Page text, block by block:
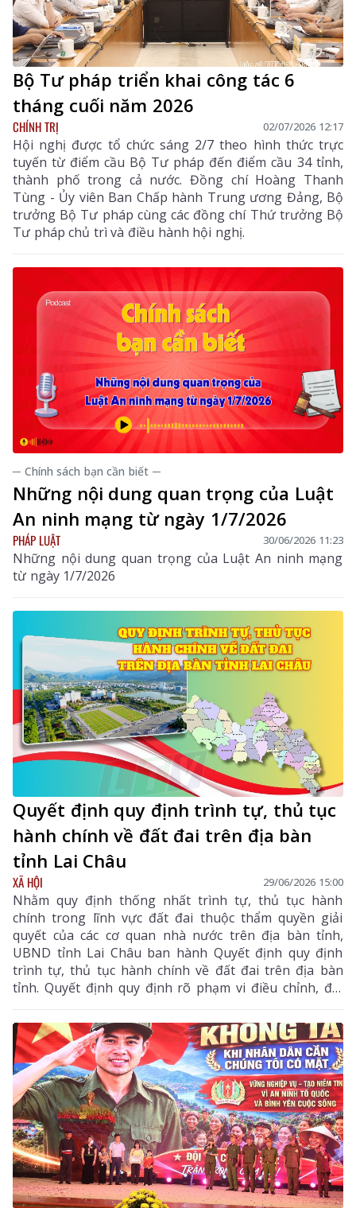
Bộ Tư pháp triển khai công tác 6
tháng cuối năm 2026
CHÍNH TRỊ 02/07/2026 12:17
Hội nghị được tổ chức sáng 2/7 theo hình thức trực
tuyến từ điểm cầu Bộ Tư pháp đến điểm cầu 34 tỉnh,
thành phố trong cả nước. Đồng chí Hoàng Thanh
Tùng - Ủy viên Ban Chấp hành Trung ương Đảng, Bộ
trưởng Bộ Tư pháp cùng các đồng chí Thứ trưởng Bộ
Tư pháp chủ trì và điều hành hội nghị.
─ Chính sách bạn cần biết ─
Những nội dung quan trọng của Luật
An ninh mạng từ ngày 1/7/2026
PHÁP LUẬT 30/06/2026 11:23
Những nội dung quan trọng của Luật An ninh mạng
từ ngày 1/7/2026
Quyết định quy định trình tự, thủ tục
hành chính về đất đai trên địa bàn
tỉnh Lai Châu
XÃ HỘI 29/06/2026 15:00
Nhằm quy định thống nhất trình tự, thủ tục hành
chính trong lĩnh vực đất đai thuộc thẩm quyền giải
quyết của các cơ quan nhà nước trên địa bàn tỉnh,
UBND tỉnh Lai Châu ban hành Quyết định quy định
trình tự, thủ tục hành chính về đất đai trên địa bàn
tỉnh. Quyết định quy định rõ phạm vi điều chỉnh, đối
tượng áp dụng, trình tự, thủ tục thực hiện, trách
nhiệm của các cơ quan, đơn vị và có hiệu lực thi hành
từ ngày 1/7/2026.